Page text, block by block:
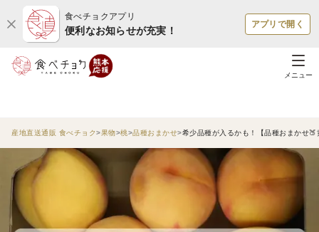
食べチョクアプリ
便利なお知らせが充実！
アプリで開く
メニュー
産地直送通販 食べチョク 果物 桃 品種おまかせ 希少品種が入るかも！【品種おまかせ